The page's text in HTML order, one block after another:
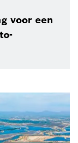
voor een